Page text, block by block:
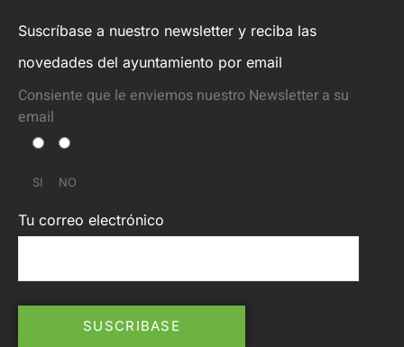
Suscríbase a nuestro newsletter y reciba las
novedades del ayuntamiento por email
Consiente que le enviemos nuestro Newsletter a su
email
SI NO
Tu correo electrónico